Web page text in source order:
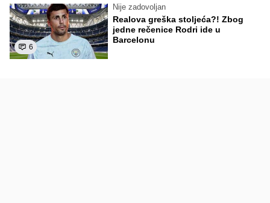
6
Nije zadovoljan
Realova greška stoljeća?! Zbog
jedne rečenice Rodri ide u
Barcelonu